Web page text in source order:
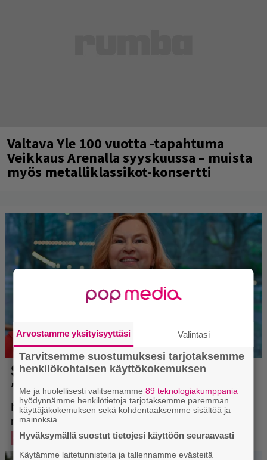
Valtava Yle 100 vuotta -tapahtuma
Veikkaus Arenalla syyskuussa – muista
myös metalliklassikot-konsertti
Arvostamme yksityisyyttäsi Valintasi
Tarvitsemme suostumuksesi tarjotaksemme
henkilökohtaisen käyttökokemuksen
Me ja huolellisesti valitsemamme89 teknologiakumppania
hyödynnämme henkilötietoja tarjotaksemme paremman
käyttäjäkokemuksen sekä kohdentaaksemme sisältöä ja
mainoksia.
Hyväksymällä suostut tietojesi käyttöön seuraavasti
Käytämme laitetunnisteita ja tallennamme evästeitä